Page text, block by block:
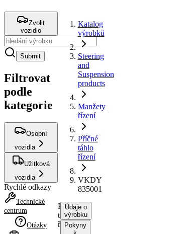
Zvolit
vozidlo
Submit
Filtrovat
podle
kategorie
Osobní
vozidla
Užitková
vozidla
Rychlé odkazy
Technické
centrum
Otázky
Katalog
výrobků
Steering
and
Suspension
products
Manžety
řízení
Příčné
táhlo
řízení
VKDY
835001
Příčné
táhlo
řízení
Údaje o
výrobku
Pokyny